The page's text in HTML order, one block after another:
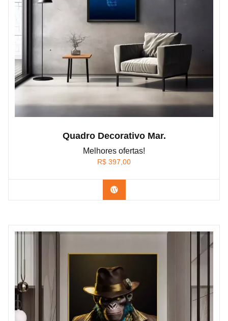
Quadro Decorativo Mar.
Melhores ofertas!
R$ 397,00
Confira os modelos